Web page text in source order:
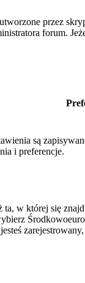
przez
forum.
są
i preferencje.
w której się